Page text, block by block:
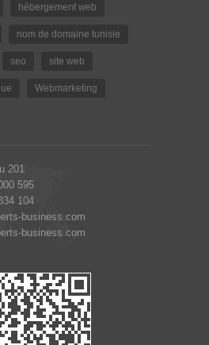
hébergement web
nom de domaine tunisie
seo site web
Webmarketing
201
595
104
business.com
business.com